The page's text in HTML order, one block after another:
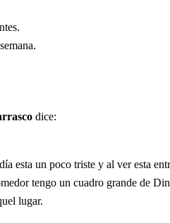
dice:
esta un poco triste y al ver esta
tengo un cuadro grande de
lugar.